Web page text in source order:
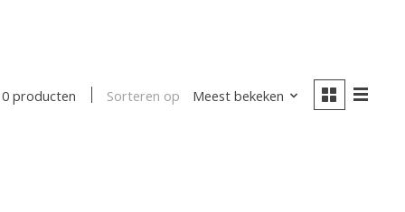
0 producten Sorteren op Meest bekeken